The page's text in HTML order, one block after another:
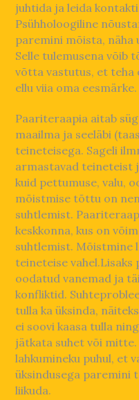
juhtida ja leida
Psühholoogiline
paremini mõista, näha
Selle tulemusena võib
võtta vastutus, et teha
ellu viia oma eesmärke.
Paariteraapia aitab
maailma ja seeläbi
teineteisega. Sageli
armastavad teineteist
kuid pettumuse, valu,
mõistmise tõttu on
suhtlemist.
keskkonna, kus on
suhtlemist. Mõistmine
teineteise
oodatud vanemad ja
konfliktid.
tulla ka üksinda,
ei soovi kaasa tulla
jätkata suhet või
lahkumineku puhul, et
üksindusega paremini
liikuda.